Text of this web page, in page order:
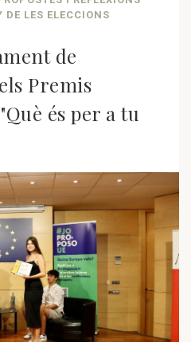
DE LES ELECCIONS
de
Premis
és per a tu